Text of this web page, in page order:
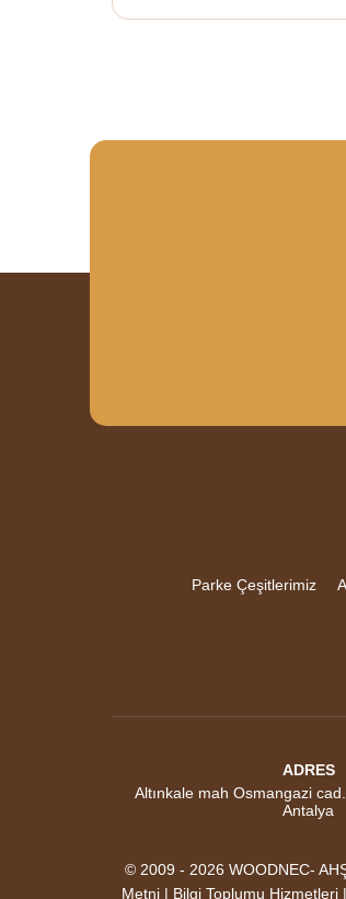
Parke Çeşitlerimiz
ADRES
Altınkale mah Osmangazi
Antalya
© 2009 - 2026 WOODNEC-
Metni | Bilgi Toplumu Hizmetleri